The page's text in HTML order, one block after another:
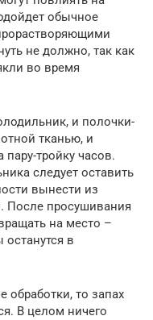
обычное
не должно, так как
во время
и полочки-
тканью, и
тройку часов.
следует оставить
вынести из
После просушивания
на место –
в
обработки, то запах
В целом ничего